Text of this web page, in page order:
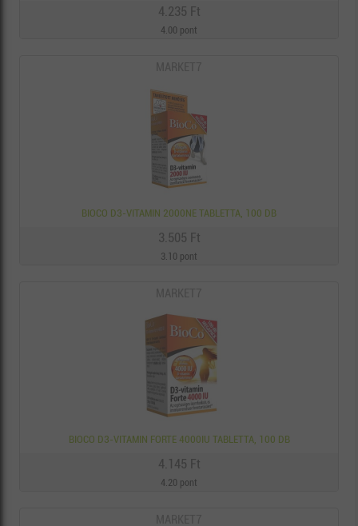
4.235 Ft
4.00 pont
BIOCO D3-VITAMIN 2000NE TABLETTA, 100 DB
3.505 Ft
3.10 pont
BIOCO D3-VITAMIN FORTE 4000IU TABLETTA, 100 DB
4.145 Ft
4.20 pont